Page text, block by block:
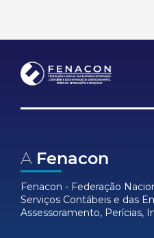
A Fenacon
Fenacon - Federação
Serviços Contábeis e das
Assessoramento, Perícias,